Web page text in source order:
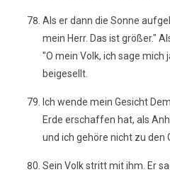
Als er dann die Sonne
mein Herr. Das ist größer."
"O mein Volk, ich sage mich
beigesellt.
Ich wende mein Gesicht
Erde erschaffen hat, als
und ich gehöre nicht zu den
Sein Volk stritt mit ihm. Er